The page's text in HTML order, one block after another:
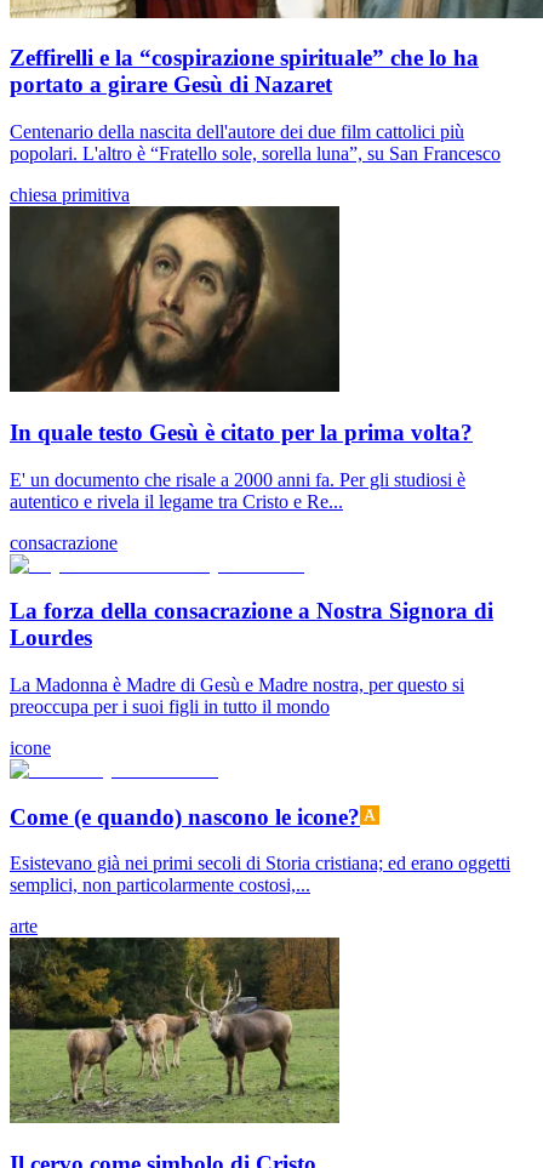
Zeffirelli e la “cospirazione spirituale” che lo ha
portato a girare Gesù di Nazaret
Centenario della nascita dell'autore dei due film cattolici più
popolari. L'altro è “Fratello sole, sorella luna”, su San Francesco
chiesa primitiva
In quale testo Gesù è citato per la prima volta?
E' un documento che risale a 2000 anni fa. Per gli studiosi è
autentico e rivela il legame tra Cristo e Re...
consacrazione
La forza della consacrazione a Nostra Signora di
Lourdes
La Madonna è Madre di Gesù e Madre nostra, per questo si
preoccupa per i suoi figli in tutto il mondo
icone
Come (e quando) nascono le icone?
Esistevano già nei primi secoli di Storia cristiana; ed erano oggetti
semplici, non particolarmente costosi,...
arte